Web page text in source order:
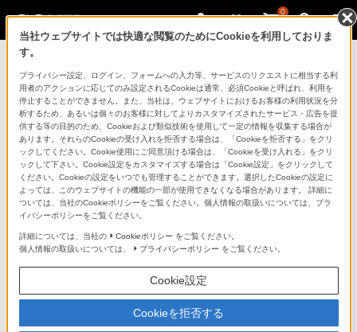
0
ソニーストアのご利用ガイド
ご利用ガイドでは、ソニーストアのご利用方法・サービ
スに関しまとめてご案内しております。
ご利用の前に
ソニーストア 店舗のご案内
ソニーショップ（ソニーストア取次店）のご案内
ソニーストアの特典・サービス
（長期保証、下取サービス、設置・設定サービスなど）
当社ウェブサイトでは快適な閲覧のためにCookieを利用しておりま
す。
プライバシー設定、ログイン、フォームへの入力等、サービスのリクエストに相当する利
用者のアクションに応じてのみ設定されるCookieは通常、必須Cookieと呼ばれ、利用を
停止することができません。また、当社は、ウェブサイトにおけるお客様の利用状況を分
析するため、あるいは個々のお客様に対してよりカスタマイズされたサービス・広告を提
供する等の目的のため、Cookieおよび類似技術を使用して一定の情報を収集する場合が
あります。それらのCookieの受け入れを拒否する場合は、「Cookieを拒否する」をクリ
ックしてください。Cookie使用にご同意頂ける場合は、「Cookieを受け入れる」をクリ
ックして下さい。Cookie設定をカスタマイズする場合は「Cookie設定」をクリックして
ください。Cookieの設定をいつでも管理することができます。選択したCookieの設定に
よっては、このウェブサイトの機能の一部が使用できなくなる場合があります。 詳細に
ついては、当社のCookieポリシーをご覧ください。個人情報の取扱いについては、プラ
イバシーポリシーをご覧ください。
詳細については、当社の Cookieポリシー をご覧ください。
個人情報の取扱いについては、
プライバシーポリシー をご覧ください。
Cookie設定
Cookieを拒否する